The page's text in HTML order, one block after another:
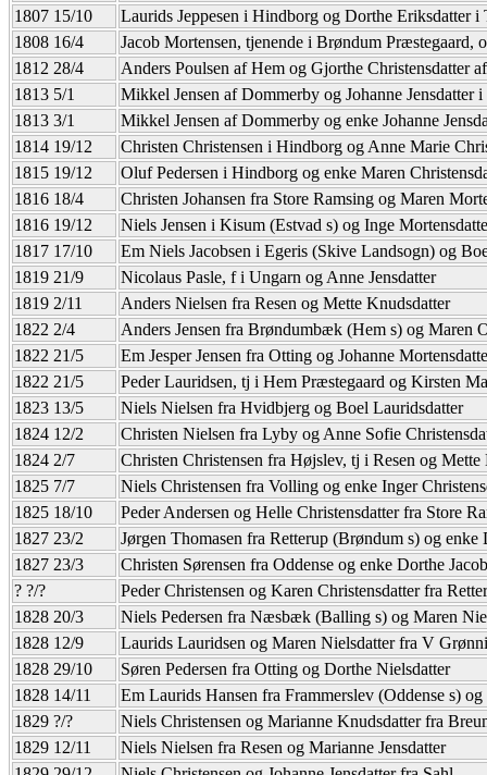
1807 15/10
Laurids Jeppesen i Hindborg og Dorthe Eriksdatter i
1808 16/4
Jacob Mortensen, tjenende i Brøndum Præstegaard,
1812 28/4
Anders Poulsen af Hem og Gjorthe Christensdatter
1813 5/1
Mikkel Jensen af Dommerby og Johanne Jensdatter
1813 3/1
Mikkel Jensen af Dommerby og enke Johanne
1814 19/12
Christen Christensen i Hindborg og Anne Marie
1815 19/12
Oluf Pedersen i Hindborg og enke Maren
1816 18/4
Christen Johansen fra Store Ramsing og Maren
1816 19/12
Niels Jensen i Kisum (Estvad s) og Inge
1817 17/10
Em Niels Jacobsen i Egeris (Skive Landsogn) og
1819 21/9
Nicolaus Pasle, f i Ungarn og Anne Jensdatter
1819 2/11
Anders Nielsen fra Resen og Mette Knudsdatter
1822 2/4
Anders Jensen fra Brøndumbæk (Hem s) og Maren
1822 21/5
Em Jesper Jensen fra Otting og Johanne
1822 21/5
Peder Lauridsen, tj i Hem Præstegaard og Kirsten
1823 13/5
Niels Nielsen fra Hvidbjerg og Boel Lauridsdatter
1824 12/2
Christen Nielsen fra Lyby og Anne Sofie
1824 2/7
Christen Christensen fra Højslev, tj i Resen og
1825 7/7
Niels Christensen fra Volling og enke Inger
1825 18/10
Peder Andersen og Helle Christensdatter fra Store
1827 23/2
Jørgen Thomasen fra Retterup (Brøndum s) og enke
1827 23/3
Christen Sørensen fra Oddense og enke Dorthe
? ?/?
Peder Christensen og Karen Christensdatter fra
1828 20/3
Niels Pedersen fra Næsbæk (Balling s) og Maren
1828 12/9
Laurids Lauridsen og Maren Nielsdatter fra V
1828 29/10
Søren Pedersen fra Otting og Dorthe Nielsdatter
1828 14/11
Em Laurids Hansen fra Frammerslev (Oddense s)
1829 ?/?
Niels Christensen og Marianne Knudsdatter fra
1829 12/11
Niels Nielsen fra Resen og Marianne Jensdatter